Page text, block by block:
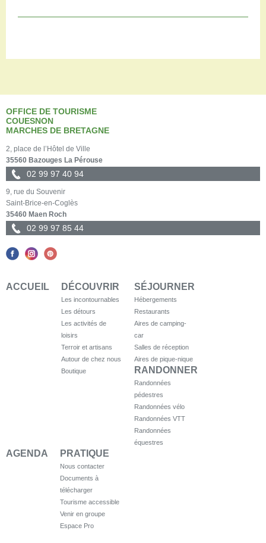
OFFICE DE TOURISME
COUESNON
MARCHES DE BRETAGNE
2, place de l’Hôtel de Ville
35560 Bazouges La Pérouse
02 99 97 40 94
9, rue du Souvenir
Saint-Brice-en-Coglès
35460 Maen Roch
02 99 97 85 44
ACCUEIL DÉCOUVRIR
Les incontournables
Les détours
Les activités de
loisirs
Terroir et artisans
Autour de chez nous
Boutique
SÉJOURNER
Hébergements
Restaurants
Aires de camping-
car
Salles de réception
Aires de pique-nique
RANDONNER
Randonnées
pédestres
Randonnées vélo
Randonnées VTT
Randonnées
équestres
AGENDA PRATIQUE
Nous contacter
Documents à
télécharger
Tourisme accessible
Venir en groupe
Espace Pro